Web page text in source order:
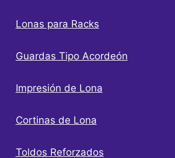
Lonas para Racks
Guardas Tipo Acordeón
Impresión de Lona
Cortinas de Lona
Toldos Reforzados